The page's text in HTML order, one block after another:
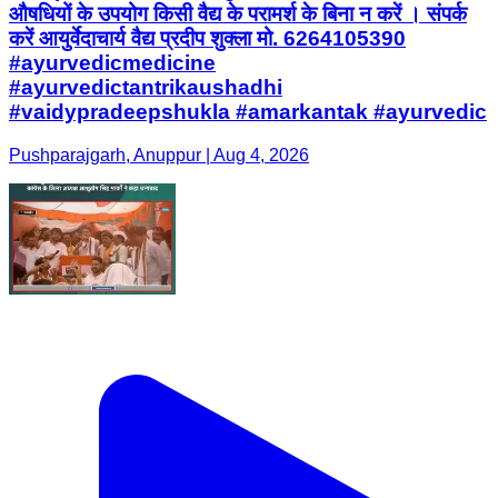
औषधियों के उपयोग किसी वैद्य के परामर्श के बिना न करें । संपर्क
करें आयुर्वेदाचार्य वैद्य प्रदीप शुक्ला मो. 6264105390
#ayurvedicmedicine
#ayurvedictantrikaushadhi
#vaidypradeepshukla #amarkantak #ayurvedic
Pushparajgarh, Anuppur | Aug 4, 2026